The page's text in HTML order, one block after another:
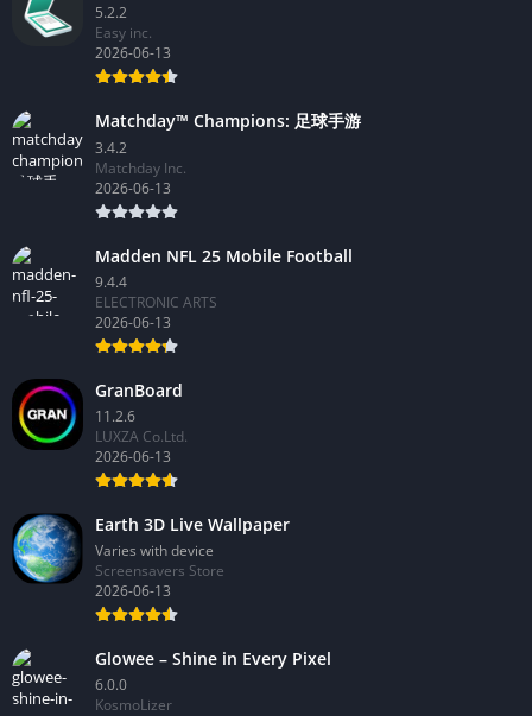
5.2.2
Easy inc.
2026-06-13
Matchday™ Champions: 足球手游
3.4.2
Matchday Inc.
2026-06-13
Madden NFL 25 Mobile Football
9.4.4
ELECTRONIC ARTS
2026-06-13
GranBoard
11.2.6
LUXZA Co.Ltd.
2026-06-13
Earth 3D Live Wallpaper
Varies with device
Screensavers Store
2026-06-13
Glowee – Shine in Every Pixel
6.0.0
KosmoLizer